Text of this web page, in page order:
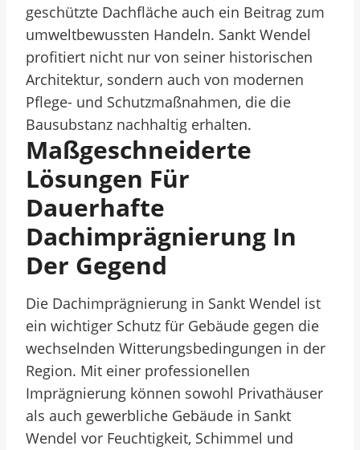
geschützte Dachfläche auch ein Beitrag zum
umweltbewussten Handeln. Sankt Wendel
profitiert nicht nur von seiner historischen
Architektur, sondern auch von modernen
Pflege- und Schutzmaßnahmen, die die
Bausubstanz nachhaltig erhalten.
Maßgeschneiderte
Lösungen Für
Dauerhafte
Dachimprägnierung In
Der Gegend
Die Dachimprägnierung in Sankt Wendel ist
ein wichtiger Schutz für Gebäude gegen die
wechselnden Witterungsbedingungen in der
Region. Mit einer professionellen
Imprägnierung können sowohl Privathäuser
als auch gewerbliche Gebäude in Sankt
Wendel vor Feuchtigkeit, Schimmel und